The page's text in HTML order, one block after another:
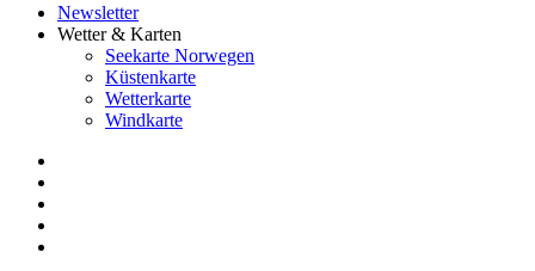
Newsletter
Wetter & Karten
Seekarte Norwegen
Küstenkarte
Wetterkarte
Windkarte